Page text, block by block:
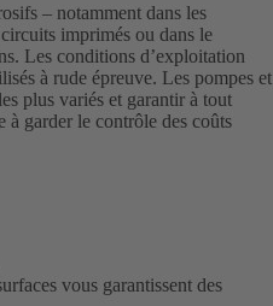
– notamment dans les
imprimés ou dans le
Les conditions d’exploitation
à rude épreuve. Les pompes et
plus variés et garantir à tout
garder le contrôle des coûts
vous garantissent des